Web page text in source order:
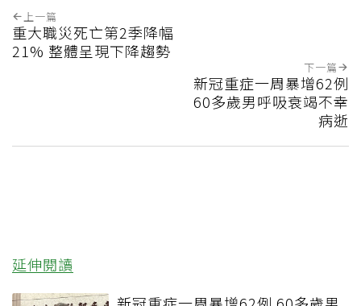
上一篇
重大職災死亡第2季降幅
21% 整體呈現下降趨勢
下一篇
新冠重症一周暴增62例
60多歲男呼吸衰竭不幸
病逝
延伸閱讀